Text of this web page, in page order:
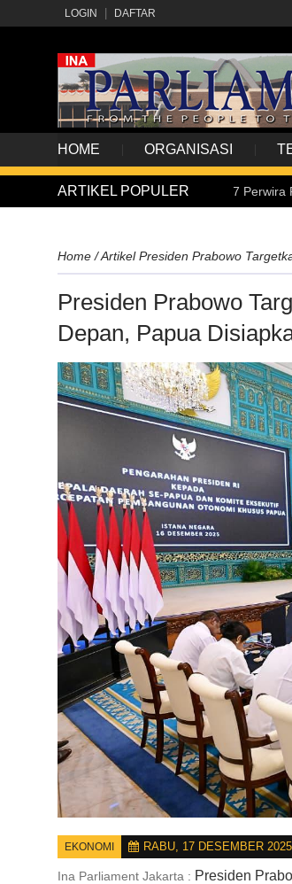
LOGIN DAFTAR
HOME ORGANISASI
ARTIKEL POPULER
Prabowo Lantik 1.177 Perwira Remaja
Home /Artikel Presiden Prabowo
Presiden Prabowo
Depan, Papua
EKONOMI RABU, 17 DESEMBER 2025
Ina Parliament Jakarta : Presiden